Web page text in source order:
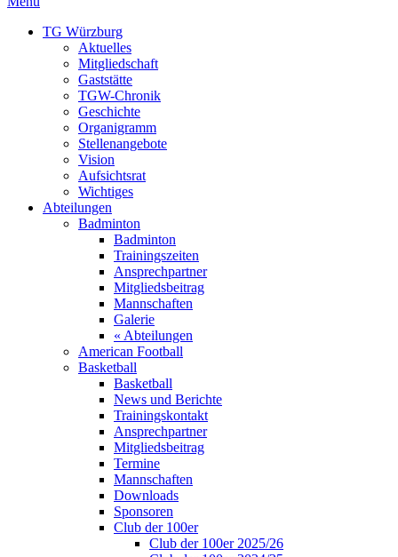
TG Würzburg
Aktuelles
Mitgliedschaft
Gaststätte
TGW-Chronik
Geschichte
Organigramm
Stellenangebote
Vision
Aufsichtsrat
Wichtiges
Abteilungen
Badminton
Badminton
Trainingszeiten
Ansprechpartner
Mitgliedsbeitrag
Mannschaften
Galerie
« Abteilungen
American Football
Basketball
Basketball
News und Berichte
Trainingskontakt
Ansprechpartner
Mitgliedsbeitrag
Termine
Mannschaften
Downloads
Sponsoren
Club der 100er
Club der 100er 2025/26